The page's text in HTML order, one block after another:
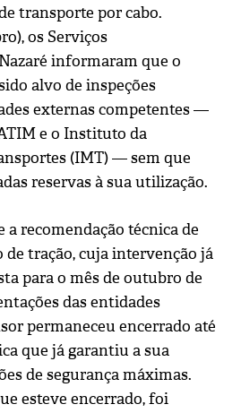
transporte por cabo.
os Serviços
informaram que o
alvo de inspeções
externas competentes —
e o Instituto da
(IMT) — sem que
reservas à sua utilização.
a recomendação técnica de
tração, cuja intervenção já
para o mês de outubro de
das entidades
permaneceu encerrado até
que já garantiu a sua
de segurança máximas.
esteve encerrado, foi